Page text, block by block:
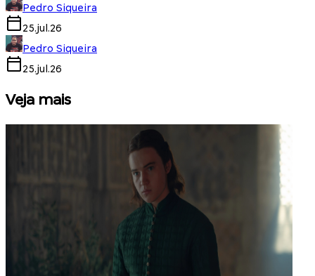
Pedro Siqueira
25.jul.26
Pedro Siqueira
25.jul.26
Veja mais